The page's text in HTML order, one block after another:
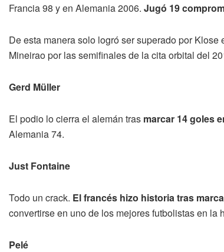
Francia 98 y en Alemania 2006. Jugó 19
De esta manera solo logró ser superado por
Mineirao por las semifinales de la cita orbital del
Gerd Müller
El podio lo cierra el alemán tras marcar 14 goles
Alemania 74.
Just Fontaine
Todo un crack. El francés hizo historia tras
convertirse en uno de los mejores futbolistas en la
Pelé